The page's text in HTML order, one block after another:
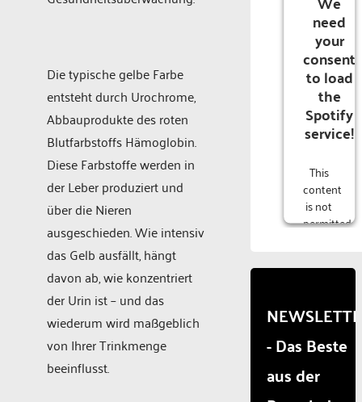
Die typische gelbe Farbe
entsteht durch Urochrome,
Abbauprodukte des roten
Blutfarbstoffs Hämoglobin.
Diese Farbstoffe werden in
der Leber produziert und
über die Nieren
ausgeschieden. Wie intensiv
das Gelb ausfällt, hängt
davon ab, wie konzentriert
der Urin ist – und das
wiederum wird maßgeblich
von Ihrer Trinkmenge
beeinflusst.
need
your
consent
to load
the
Spotify
service!
This
content
is not
permitted
due to
that
are
not
disclosed
to the
- Das Beste
aus der